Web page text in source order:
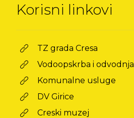
Korisni linkovi
TZ grada Cresa
Vodoopskrba i odvodnja
Komunalne usluge
DV Girice
Creski muzej